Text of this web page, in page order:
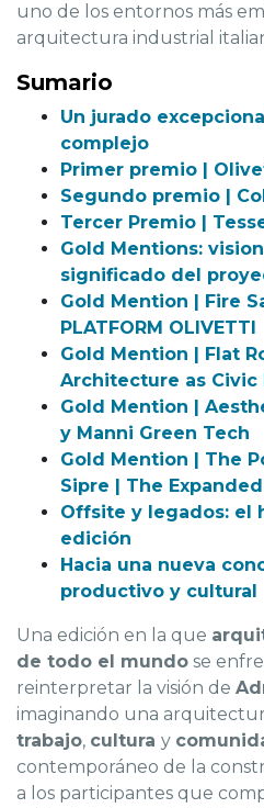
uno de los entornos más
arquitectura industrial
Sumario
Un jurado
complejo
Primer premio |
Segundo premio |
Tercer Premio |
Gold Mentions:
significado del
Gold Mention | Fire
PLATFORM OLIVETTI
Gold Mention | Flat
Architecture as
Gold Mention |
y Manni Green Tech
Gold Mention | The
Sipre | The
Offsite y legados: el
edición
Hacia una nueva
productivo y cultural
Una edición en la que
de todo el mundo se
reinterpretar la visión de
imaginando una
trabajo, cultura y
contemporáneo de la
a los participantes que